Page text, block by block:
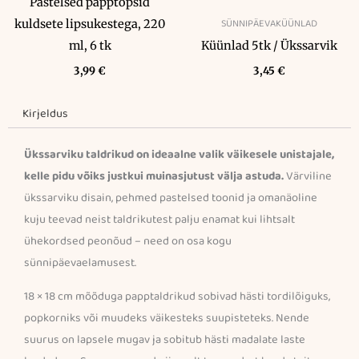
kuldsete lipsukestega, 220
ml, 6 tk
3,99€
SÜNNIPÄEVAKÜÜNLAD
Küünlad 5tk / Ükssarvik
3,45 €
Kirjeldus
Ükssarviku taldrikud on ideaalne valik väikesele unistajale,
kelle pidu võiks justkui muinasjutust välja astuda.Värviline
ükssarviku disain, pehmed pastelsed toonid ja omanäoline
kuju teevad neist taldrikutest palju enamat kui lihtsalt
ühekordsed peonõud – need on osa kogu
sünnipäevaelamusest.
18 × 18 cm mõõduga papptaldrikud sobivad hästi tordilõiguks,
popkorniks või muudeks väikesteks suupisteteks. Nende
suurus on lapsele mugav ja sobitub hästi madalate laste